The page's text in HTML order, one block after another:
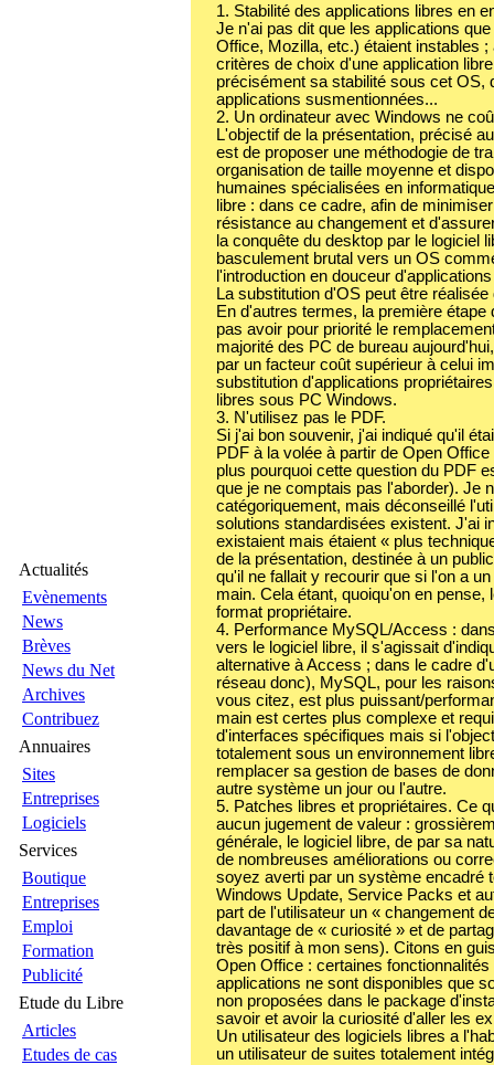
Actualités
Evènements
News
Brèves
News du Net
Archives
Contribuez
Annuaires
Sites
Entreprises
Logiciels
Services
Boutique
Entreprises
Emploi
Formation
Publicité
Etude du Libre
Articles
Etudes de cas
1. Stabilité des applications libres en
Je n'ai pas dit que les applications
Office, Mozilla, etc.) étaient instables
critères de choix d'une application
précisément sa stabilité sous cet OS,
applications susmentionnées...
2. Un ordinateur avec Windows ne
L'objectif de la présentation, précisé
est de proposer une méthodogie de
organisation de taille moyenne et
humaines spécialisées en
libre : dans ce cadre, afin de
résistance au changement et
la conquête du desktop par le logiciel
basculement brutal vers un OS
l'introduction en douceur
La substitution d'OS peut être
En d'autres termes, la première étape
pas avoir pour priorité le
majorité des PC de bureau
par un facteur coût supérieur à celui
substitution d'applications
libres sous PC Windows.
3. N'utilisez pas le PDF.
Si j'ai bon souvenir, j'ai indiqué qu'il
PDF à la volée à partir de Open
plus pourquoi cette question du PDF
que je ne comptais pas l'aborder). Je
catégoriquement, mais déconseillé
solutions standardisées existent. J'ai
existaient mais étaient « plus
de la présentation, destinée à un
qu'il ne fallait y recourir que si l'on a
main. Cela étant, quoiqu'on en pense,
format propriétaire.
4. Performance MySQL/Access :
vers le logiciel libre, il s'agissait
alternative à Access ; dans le cadre
réseau donc), MySQL, pour les
vous citez, est plus puissant/
main est certes plus complexe et
d'interfaces spécifiques mais si
totalement sous un environnement
remplacer sa gestion de bases de
autre système un jour ou l'autre.
5. Patches libres et propriétaires. Ce
aucun jugement de valeur :
générale, le logiciel libre, de par sa
de nombreuses améliorations ou
soyez averti par un système encadré
Windows Update, Service Packs et
part de l'utilisateur un « changement
davantage de « curiosité » et de
très positif à mon sens). Citons en
Open Office : certaines
applications ne sont disponibles que
non proposées dans le package
savoir et avoir la curiosité d'aller les
Un utilisateur des logiciels libres a
un utilisateur de suites totalement